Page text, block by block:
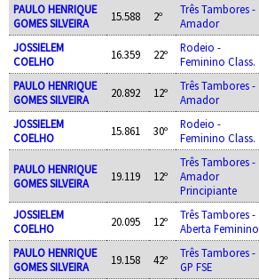
PAULO HENRIQUE
GOMES SILVEIRA
15.588 2º
Três Tambores -
Amador
JOSSIELEM
COELHO
16.359 22º
Rodeio -
Feminino Class.
PAULO HENRIQUE
GOMES SILVEIRA
20.892 12º
Três Tambores -
Amador
JOSSIELEM
COELHO
15.861 30º
Rodeio -
Feminino Class.
PAULO HENRIQUE
GOMES SILVEIRA
19.119 12º
Três Tambores -
Amador
Principiante
JOSSIELEM
COELHO
20.095 12º
Três Tambores -
Aberta Feminino
PAULO HENRIQUE
GOMES SILVEIRA
19.158 42º
Três Tambores -
GP FSE